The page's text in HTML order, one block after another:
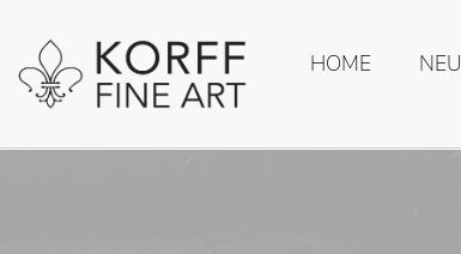
HOME NEU